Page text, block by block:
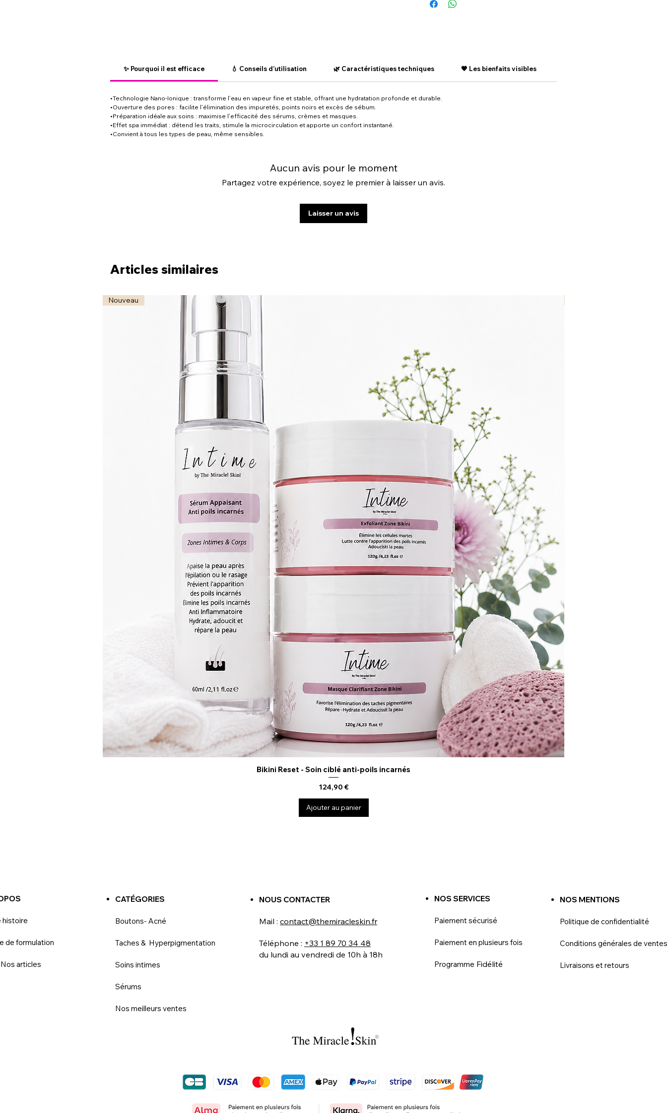
✨ Pourquoi il est efficace 💧 Conseils d’utilisation 🌿 Caractéristiques techniques 🖤 Les bienfaits visibles
•Technologie Nano-Ionique : transforme l’eau en vapeur fine et stable, offrant une hydratation profonde et durable.
•Ouverture des pores : facilite l’élimination des impuretés, points noirs et excès de sébum.
•Préparation idéale aux soins : maximise l’efficacité des sérums, crèmes et masques.
•Effet spa immédiat : détend les traits, stimule la microcirculation et apporte un confort instantané.
•Convient à tous les types de peau, même sensibles.
Aucun avis pour le moment
Partagez votre expérience, soyez le premier à laisser un avis.
Laisser un avis
Articles similaires
Aperçu rapide
Nouveau
Bikini Reset - Soin ciblé anti-poils incarnés
Prix
124,90 €
Ajouter au panier
histoire
de formulation
articles
CATÉGORIES
Boutons- Acné
Taches & Hyperpigmentation
Soins intimes
Sérums
Nos meilleurs ventes
NOUS CONTACTER
Mail : contact@themiracleskin.fr
Téléphone : +33 1 89 70 34 48
du lundi au vendredi de 10h à 18h
NOS SERVICES
Paiement sécurisé
Paiement en plusieurs fois
Programme Fidélité
NOS MENTIONS
Politique de confidentialité
Conditions générales de ventes
Livraisons et retours